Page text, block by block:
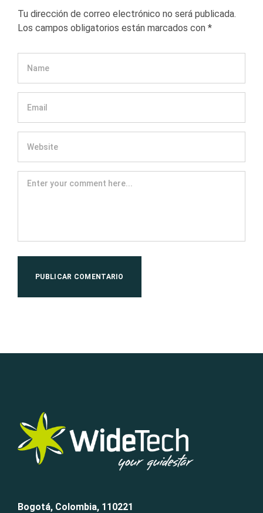
Tu dirección de correo electrónico no será publicada.
Los campos obligatorios están marcados con *
Bogotá, Colombia, 110221